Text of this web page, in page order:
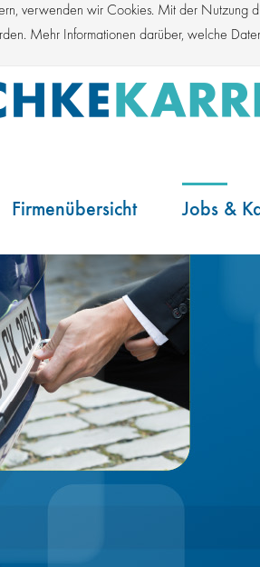
verwenden wir Cookies. Mit der Nutzung
Mehr Informationen darüber, welche
Firmenübersicht Jobs &